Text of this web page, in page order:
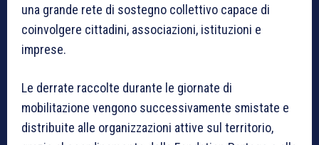
una grande rete di sostegno collettivo capace di
coinvolgere cittadini, associazioni, istituzioni e
imprese.
Le derrate raccolte durante le giornate di
mobilitazione vengono successivamente smistate e
distribuite alle organizzazioni attive sul territorio,